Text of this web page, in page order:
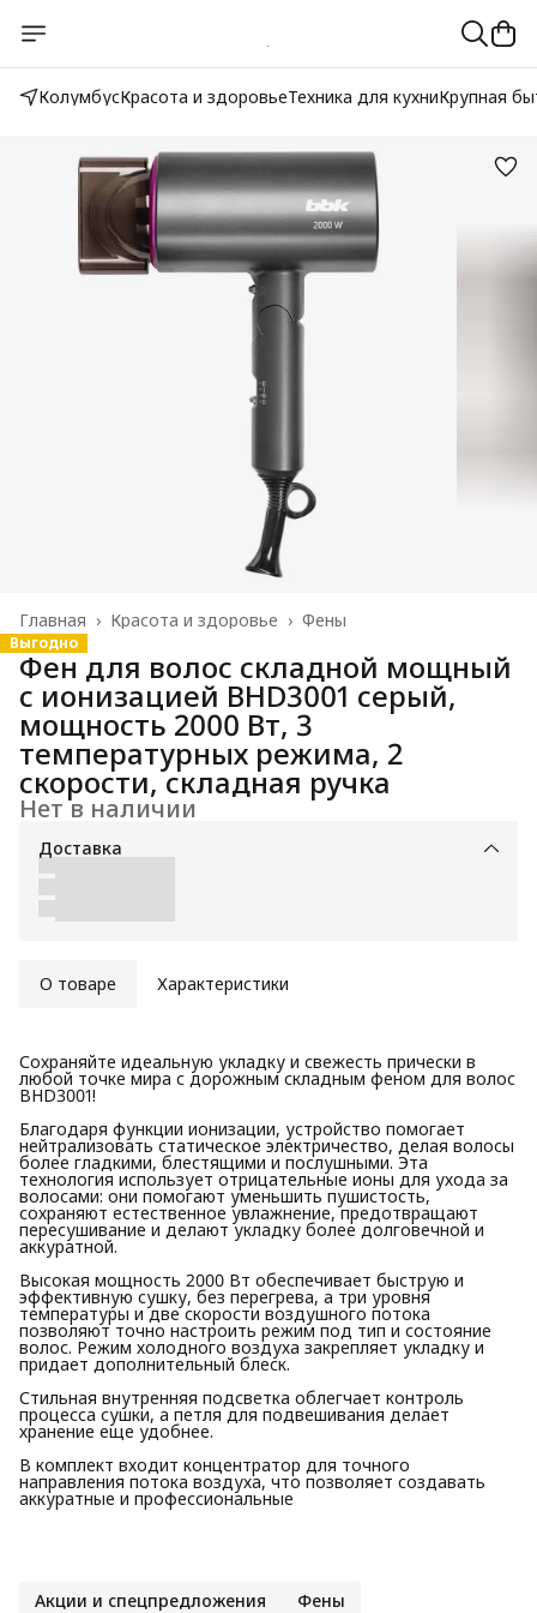
КолумбусКрасота и здоровьеТехника для кухниКрупная
Фены
Красота и здоровье ›
Главная ›
Выгодно
Фен для волос складной мощный
с ионизацией BHD3001 серый,
мощность 2000 Вт, 3
температурных режима, 2
скорости, складная ручка
Нет в наличии
Доставка
О товаре Характеристики
Сохраняйте идеальную укладку и свежесть прически в
любой точке мира с дорожным складным феном для волос
BHD3001!
Благодаря функции ионизации, устройство помогает
нейтрализовать статическое электричество, делая волосы
более гладкими, блестящими и послушными. Эта
технология использует отрицательные ионы для ухода за
волосами: они помогают уменьшить пушистость,
сохраняют естественное увлажнение, предотвращают
пересушивание и делают укладку более долговечной и
аккуратной.
Высокая мощность 2000 Вт обеспечивает быструю и
эффективную сушку, без перегрева, а три уровня
температуры и две скорости воздушного потока
позволяют точно настроить режим под тип и состояние
волос. Режим холодного воздуха закрепляет укладку и
придает дополнительный блеск.
Стильная внутренняя подсветка облегчает контроль
процесса сушки, а петля для подвешивания делает
хранение еще удобнее.
В комплект входит концентратор для точного
направления потока воздуха, что позволяет создавать
аккуратные и профессиональные
Акции и спецпредложения Фены